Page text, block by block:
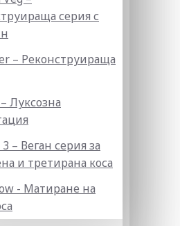
серия с
– Реконструираща
Луксозна
– Веган серия за
и третирана коса
- Матиране на